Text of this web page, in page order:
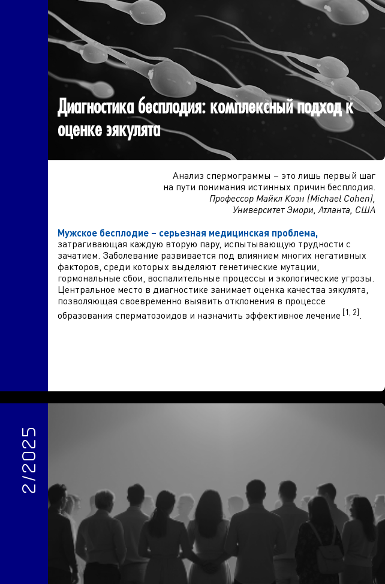
Диагностика бесплодия: комплексный подход к
оценке эякулята
Анализ спермограммы – это лишь первый шаг
на пути понимания истинных причин бесплодия.
Профессор Майкл Коэн (Michael Cohen),
Университет Эмори, Атланта, США
Мужское бесплодие – серьезная медицинская проблема,
затрагивающая каждую вторую пару, испытывающую трудности с
зачатием. Заболевание развивается под влиянием многих негативных
факторов, среди которых выделяют генетические мутации,
гормональные сбои, воспалительные процессы и экологические угрозы.
Центральное место в диагностике занимает оценка качества эякулята,
позволяющая своевременно выявить отклонения в процессе
образования сперматозоидов и назначить эффективное лечение [1, 2].
2/2025